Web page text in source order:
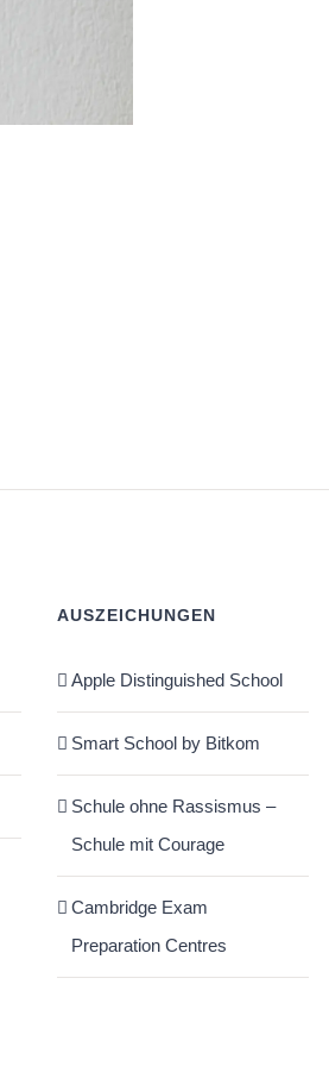
AUSZEICHUNGEN
Apple Distinguished School
Smart School by Bitkom
Schule ohne Rassismus –
Schule mit Courage
Cambridge Exam
Preparation Centres